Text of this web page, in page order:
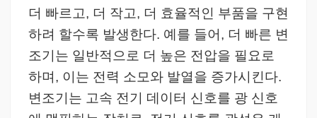
더 빠르고, 더 작고, 더 효율적인 부품을 구현
하려 할수록 발생한다. 예를 들어, 더 빠른 변
조기는 일반적으로 더 높은 전압을 필요로
하며, 이는 전력 소모와 발열을 증가시킨다.
변조기는 고속 전기 데이터 신호를 광 신호